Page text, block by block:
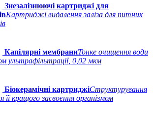
Знезалізнюючі картриджі для
Картриджі видалення заліза для питних
Капілярні мембраниТонке очищення води
ультрафільтрації, 0,02 мкм
Біокерамічні картриджіСтруктурування
її кращого засвоєння організмом